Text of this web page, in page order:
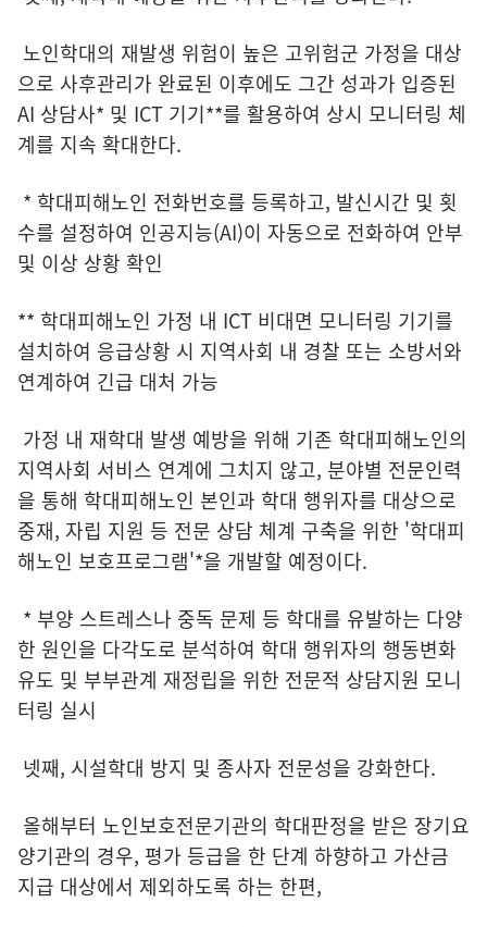
노인학대의 재발생 위험이 높은 고위험군 가정을 대상
으로 사후관리가 완료된 이후에도 그간 성과가 입증된
AI 상담사* 및 ICT 기기**를 활용하여 상시 모니터링 체
계를 지속 확대한다.
* 학대피해노인 전화번호를 등록하고, 발신시간 및 횟
수를 설정하여 인공지능(AI)이 자동으로 전화하여 안부
및 이상 상황 확인
** 학대피해노인 가정 내 ICT 비대면 모니터링 기기를
설치하여 응급상황 시 지역사회 내 경찰 또는 소방서와
연계하여 긴급 대처 가능
가정 내 재학대 발생 예방을 위해 기존 학대피해노인의
지역사회 서비스 연계에 그치지 않고, 분야별 전문인력
을 통해 학대피해노인 본인과 학대 행위자를 대상으로
중재, 자립 지원 등 전문 상담 체계 구축을 위한 '학대피
해노인 보호프로그램'*을 개발할 예정이다.
* 부양 스트레스나 중독 문제 등 학대를 유발하는 다양
한 원인을 다각도로 분석하여 학대 행위자의 행동변화
유도 및 부부관계 재정립을 위한 전문적 상담지원 모니
터링 실시
넷째, 시설학대 방지 및 종사자 전문성을 강화한다.
올해부터 노인보호전문기관의 학대판정을 받은 장기요
양기관의 경우, 평가 등급을 한 단계 하향하고 가산금
지급 대상에서 제외하도록 하는 한편,